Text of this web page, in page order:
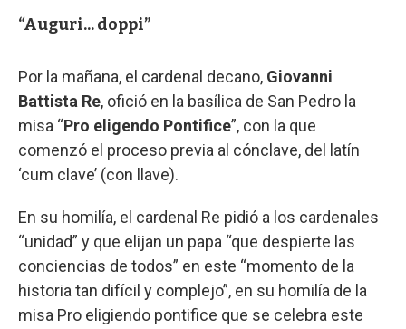
“Auguri... doppi”
Por la mañana, el cardenal decano, Giovanni
Battista Re, ofició en la basílica de San Pedro la
misa “Pro eligendo Pontifice”, con la que
comenzó el proceso previa al cónclave, del latín
‘cum clave’ (con llave).
En su homilía, el cardenal Re pidió a los cardenales
“unidad” y que elijan un papa “que despierte las
conciencias de todos” en este “momento de la
historia tan difícil y complejo”, en su homilía de la
misa Pro eligiendo pontifice que se celebra este